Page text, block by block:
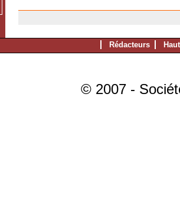
Rédacteurs
© 2007 -